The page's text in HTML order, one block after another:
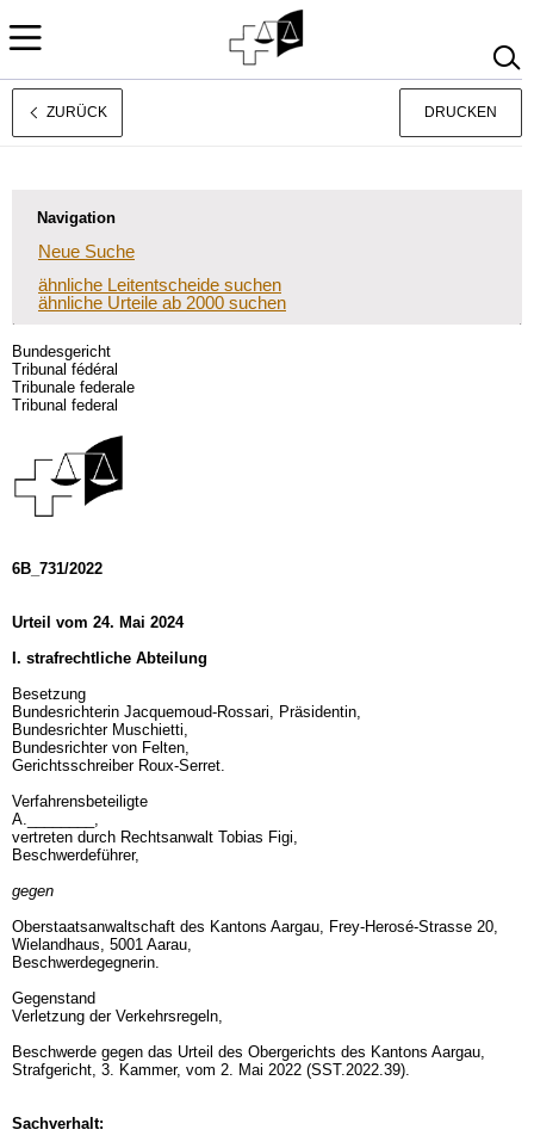
Français
ZURÜCK DRUCKEN
Navigation
Neue Suche
ähnliche Leitentscheide suchen
ähnliche Urteile ab 2000 suchen
Bundesgericht
Tribunal fédéral
Tribunale federale
Tribunal federal
6B_731/2022
Urteil vom 24. Mai 2024
I. strafrechtliche Abteilung
Besetzung
Bundesrichterin Jacquemoud-Rossari, Präsidentin,
Bundesrichter Muschietti,
Bundesrichter von Felten,
Gerichtsschreiber Roux-Serret.
Verfahrensbeteiligte
A.________,
vertreten durch Rechtsanwalt Tobias Figi,
Beschwerdeführer,
gegen
Oberstaatsanwaltschaft des Kantons Aargau, Frey-Herosé-Strasse 20,
Wielandhaus, 5001 Aarau,
Beschwerdegegnerin.
Gegenstand
Verletzung der Verkehrsregeln,
Beschwerde gegen das Urteil des Obergerichts des Kantons Aargau,
Strafgericht, 3. Kammer, vom 2. Mai 2022 (SST.2022.39).
Sachverhalt: